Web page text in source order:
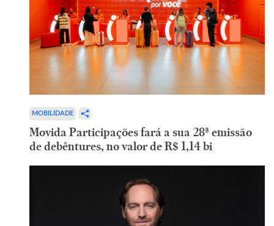
MOBILIDADE
Movida Participações fará a sua 28ª emissão
de debêntures, no valor de R$ 1,14 bi